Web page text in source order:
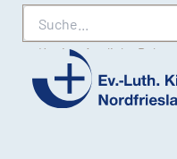
Suche
Karriere Amtliche
Ev.-